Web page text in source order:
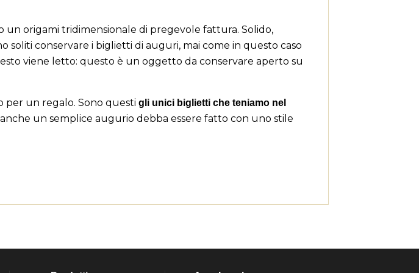
un origami tridimensionale di pregevole fattura. Solido,
soliti conservare i biglietti di auguri, mai come in questo caso
viene letto: questo è un oggetto da conservare aperto su
un regalo. Sono questi gli unici biglietti che teniamo nel
un semplice augurio debba essere fatto con uno stile